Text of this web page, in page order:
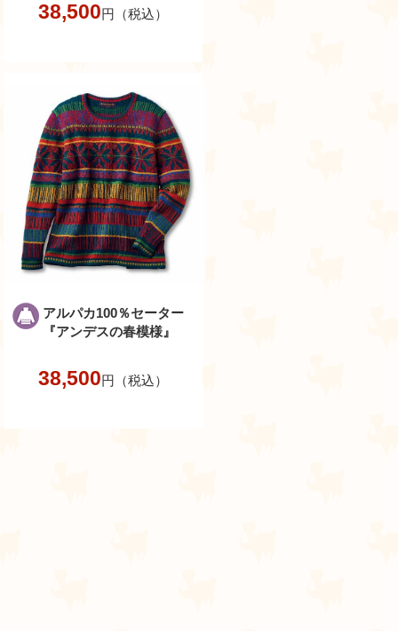
38,500円（税込）
アルパカ100％セーター
『アンデスの春模様』
38,500円（税込）